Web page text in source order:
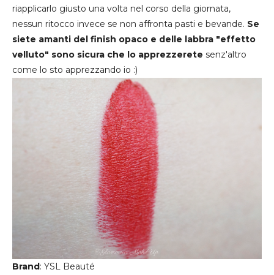
riapplicarlo giusto una volta nel corso della giornata,
nessun ritocco invece se non affronta pasti e bevande. Se
siete amanti del finish opaco e delle labbra "effetto
velluto" sono sicura che lo apprezzerete senz'altro
come lo sto apprezzando io :)
Brand: YSL Beauté